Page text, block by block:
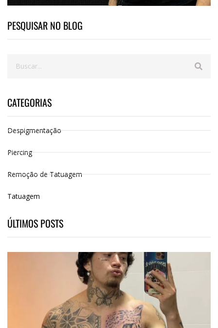
PESQUISAR NO BLOG
CATEGORIAS
Despigmentação
Piercing
Remoção de Tatuagem
Tatuagem
ÚLTIMOS POSTS